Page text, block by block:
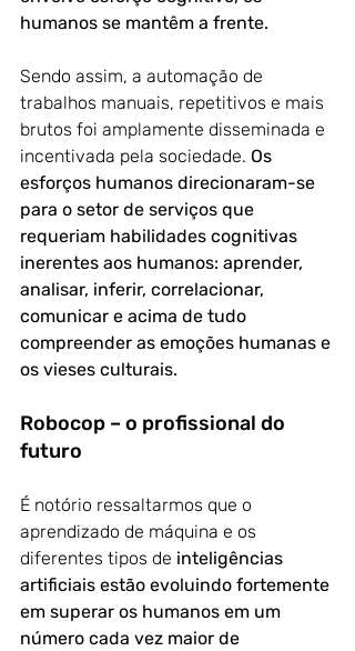
humanos se mantêm a frente.
Sendo assim, a automação de
trabalhos manuais, repetitivos e mais
brutos foi amplamente disseminada e
incentivada pela sociedade. Os
esforços humanos direcionaram-se
para o setor de serviços que
requeriam habilidades cognitivas
inerentes aos humanos: aprender,
analisar, inferir, correlacionar,
comunicar e acima de tudo
compreender as emoções humanas e
os vieses culturais.
Robocop – o profissional do
futuro
É notório ressaltarmos que o
aprendizado de máquina e os
diferentes tipos de inteligências
artificiais estão evoluindo fortemente
em superar os humanos em um
número cada vez maior de